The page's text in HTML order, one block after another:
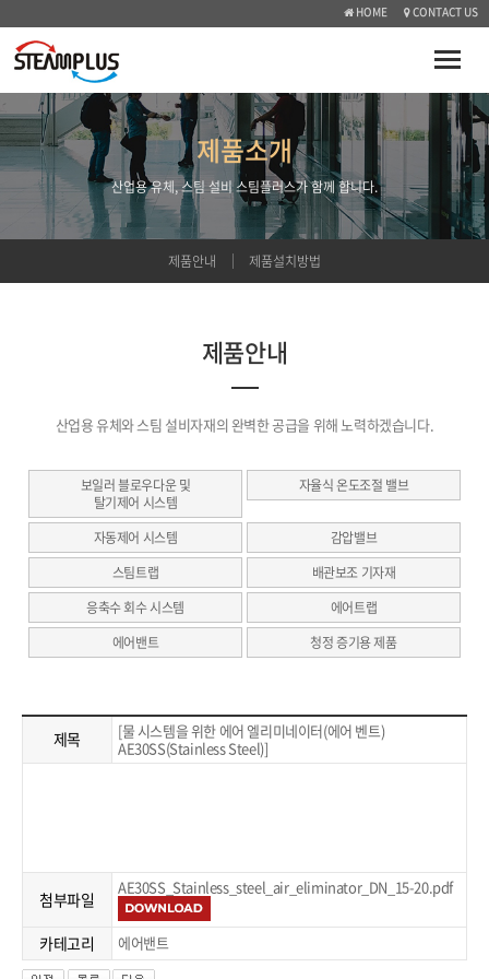
HOME CONTACT US
Toggle
제품소개
산업용 유체, 스팀 설비 스팀플러스가 함께 합니다.
제품안내 제품설치방법
제품안내
산업용 유체와 스팀 설비자재의 완벽한 공급을 위해 노력하겠습니다.
보일러 블로우다운 및
탈기제어 시스템
자율식 온도조절 밸브
자동제어 시스템
감압밸브
스팀트랩
배관보조 기자재
응축수 회수 시스템
에어트랩
에어밴트
청정 증기용 제품
제목
[물 시스템을 위한 에어 엘리미네이터(에어 벤트)
AE30SS(Stainless Steel)]
첨부파일
AE30SS_Stainless_steel_air_eliminator_DN_15-20.pdf
카테고리 에어밴트